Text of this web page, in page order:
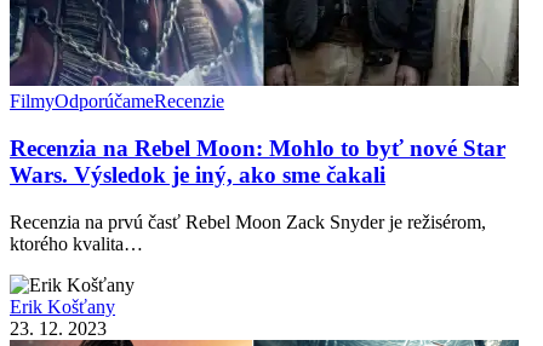
FilmyOdporúčameRecenzie
Recenzia na Rebel Moon: Mohlo to byť nové Star
Wars. Výsledok je iný, ako sme čakali
Recenzia na prvú časť Rebel Moon Zack Snyder je režisérom,
ktorého kvalita…
Erik Košťany
23. 12. 2023